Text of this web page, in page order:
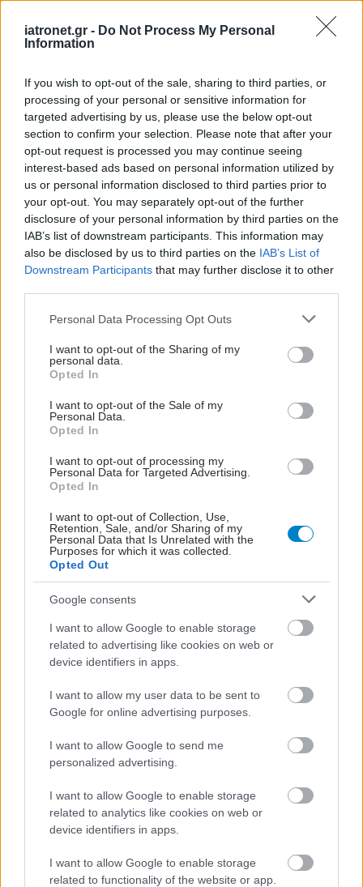
iatronet.gr - Do Not Process My Personal
Information
If you wish to opt-out of the sale, sharing to third parties, or
processing of your personal or sensitive information for
targeted advertising by us, please use the below opt-out
section to confirm your selection. Please note that after your
opt-out request is processed you may continue seeing
interest-based ads based on personal information utilized by
us or personal information disclosed to third parties prior to
your opt-out. You may separately opt-out of the further
disclosure of your personal information by third parties on the
IAB’s list of downstream participants. This information may
also be disclosed by us to third parties on the IAB’s List of
Downstream Participants that may further disclose it to other
Please note that this website/app uses one or more Google
not limited to your visit or usage behaviour. You may click to
grant or deny consent to Google and its third-party tags to
use your data for below specified purposes in below Google
consent section.
Personal Data Processing Opt Outs
I want to opt-out of the Sharing of my
personal data.
Opted In
I want to opt-out of the Sale of my
Personal Data.
Opted In
I want to opt-out of processing my
Personal Data for Targeted Advertising.
Opted In
I want to opt-out of Collection, Use,
Retention, Sale, and/or Sharing of my
Personal Data that Is Unrelated with the
Purposes for which it was collected.
Opted Out
Google consents
I want to allow Google to enable storage
related to advertising like cookies on web or
device identifiers in apps.
I want to allow my user data to be sent to
Google for online advertising purposes.
I want to allow Google to send me
personalized advertising.
I want to allow Google to enable storage
related to analytics like cookies on web or
device identifiers in apps.
I want to allow Google to enable storage
related to functionality of the website or app.
Η Διπολική Διαταραχή
σε μία σελίδα
Διπολική διαταραχή:
Φορετός αισθητήρας θα
παρακολουθεί τα
επίπεδα λιθίου
Αυξημένος κίνδυνος
παιδιά γονέων με
ΔΕΙΤΕ ΕΠΙΣΗΣ